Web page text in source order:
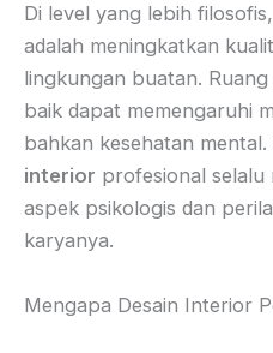
Di level yang lebih filosofis,
adalah meningkatkan
lingkungan buatan.
baik dapat memengaruhi
bahkan kesehatan
interior profesional selalu
aspek psikologis dan
karyanya.
Mengapa Desain Interior